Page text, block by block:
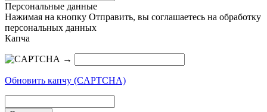
Персональные данные
Нажимая на кнопку Отправить, вы соглашаетесь на обработку
персональных данных
Капча
→
Обновить капчу (CAPTCHA)